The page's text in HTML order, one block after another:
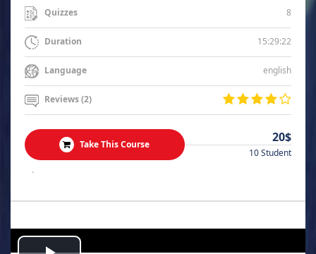
Quizzes 8
Duration 15:29:22
Language english
Reviews (2)
Take This Course 20$
10 Student
.